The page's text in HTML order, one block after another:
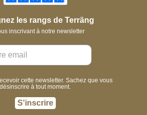
les rangs de Terräng
inscrivant à notre newsletter
cette newsletter. Sachez que vous
à tout moment.
S'inscrire